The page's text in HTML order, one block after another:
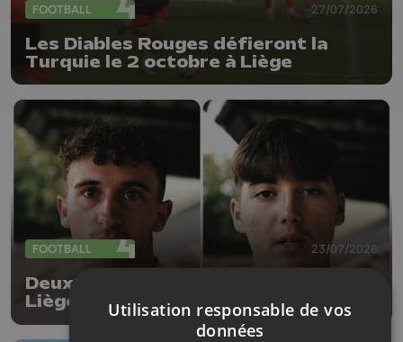
FOOTBALL 27/07/2026
Les Diables Rouges défieront la
Turquie le 2 octobre à Liège
FOOTBALL 23/07/2026
Deux nouvelles arrivées au RFC
Liège
Utilisation responsable de vos
données